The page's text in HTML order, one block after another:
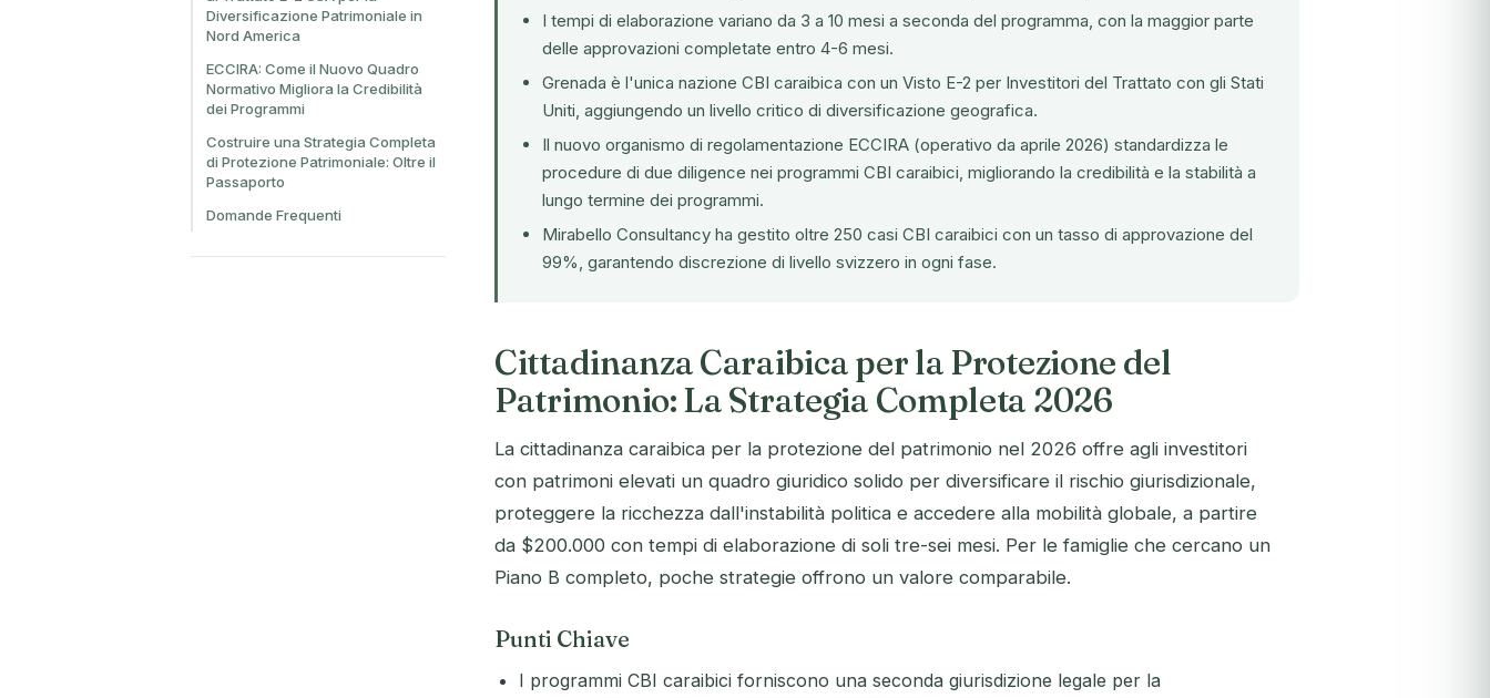
Diversificazione Patrimoniale in
Nord America
ECCIRA: Come il Nuovo Quadro
Normativo Migliora la Credibilità
dei Programmi
Costruire una Strategia Completa
di Protezione Patrimoniale: Oltre il
Passaporto
Domande Frequenti
I tempi di elaborazione variano da 3 a 10 mesi a seconda del programma, con la maggior parte
delle approvazioni completate entro 4-6 mesi.
Grenada è l'unica nazione CBI caraibica con un Visto E-2 per Investitori del Trattato con gli Stati
Uniti, aggiungendo un livello critico di diversificazione geografica.
Il nuovo organismo di regolamentazione ECCIRA (operativo da aprile 2026) standardizza le
procedure di due diligence nei programmi CBI caraibici, migliorando la credibilità e la stabilità a
lungo termine dei programmi.
Mirabello Consultancy ha gestito oltre 250 casi CBI caraibici con un tasso di approvazione del
99%, garantendo discrezione di livello svizzero in ogni fase.
Cittadinanza Caraibica per la Protezione del
Patrimonio: La Strategia Completa 2026
La cittadinanza caraibica per la protezione del patrimonio nel 2026 offre agli investitori
con patrimoni elevati un quadro giuridico solido per diversificare il rischio giurisdizionale,
proteggere la ricchezza dall'instabilità politica e accedere alla mobilità globale, a partire
da $200.000 con tempi di elaborazione di soli tre-sei mesi. Per le famiglie che cercano un
Piano B completo, poche strategie offrono un valore comparabile.
Punti Chiave
I programmi CBI caraibici forniscono una seconda giurisdizione legale per la